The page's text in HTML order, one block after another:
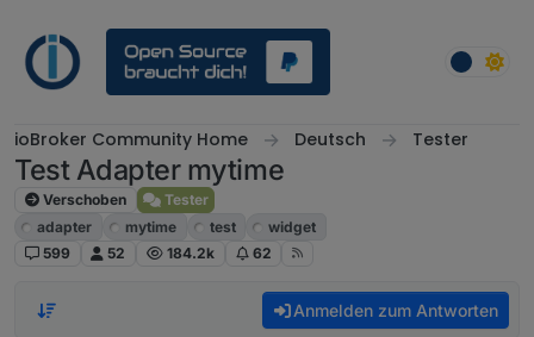
ioBroker Community Home Deutsch Tester
Test Adapter mytime
Verschoben
Tester
adapter
mytime test
widget
599
52 184.2k 62
Anmelden zum Antworten